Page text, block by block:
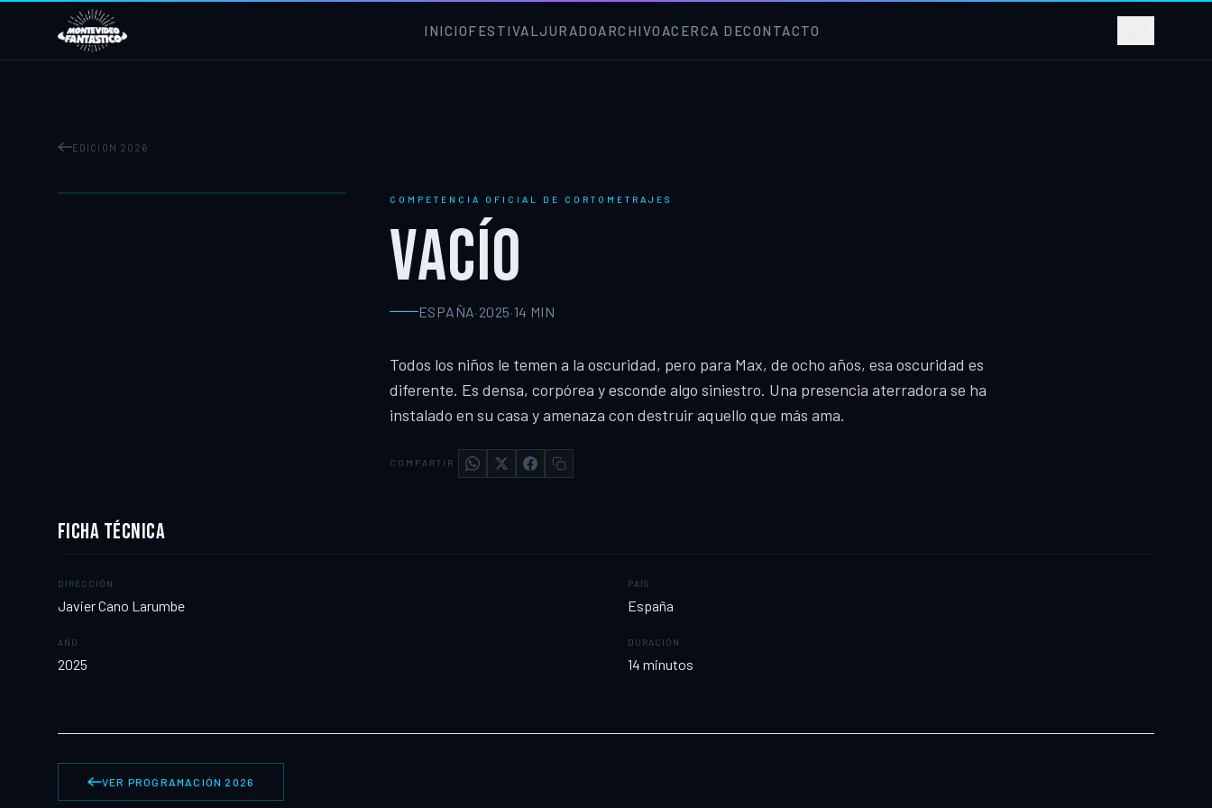
INICIOFESTIVALJURADOARCHIVO ACERCA DECONTACTO
EDICIÓN 2026
COMPETENCIA OFICIAL DE CORTOMETRAJES
VACÍO
ESPAÑA·2025·14 MIN
Todos los niños le temen a la oscuridad, pero para Max, de ocho años, esa oscuridad es
diferente. Es densa, corpórea y esconde algo siniestro. Una presencia aterradora se ha
instalado en su casa y amenaza con destruir aquello que más ama.
COMPARTIR
FICHA TÉCNICA
DIRECCIÓN
Javier Cano Larumbe
PAÍS
España
AÑO
2025
DURACIÓN
14 minutos
VER PROGRAMACIÓN 2026